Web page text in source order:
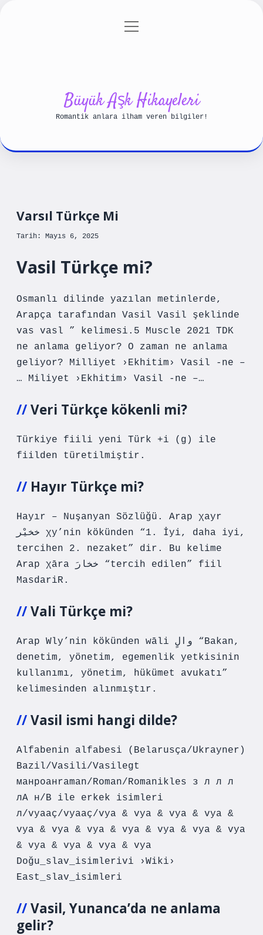
Gizlilik Politikası
menüyü
Büyük Aşk Hikayeleri
Romantik anlara ilham veren bilgiler!
Varsıl Türkçe Mi
Tarih: Mayıs 6, 2025
Vasil Türkçe mi?
Osmanlı dilinde yazılan metinlerde,
Arapça tarafından Vasil Vasil şeklinde
vas vasl ” kelimesi.5 Muscle 2021 TDK
ne anlama geliyor? O zaman ne anlama
geliyor? Milliyet ›Ekhitim› Vasil -ne –
… Miliyet ›Ekhitim› Vasil -ne –…
Veri Türkçe kökenli mi?
Türkiye fiili yeni Türk +i (g) ile
fiilden türetilmiştir.
Hayır Türkçe mi?
Hayır – Nuşanyan Sözlüğü. Arap χayr
خخيْر χy’nin kökünden “1. İyi, daha iyi,
tercihen 2. nezaket” dir. Bu kelime
Arap χāra خخارَ “tercih edilen” fiil
MasdariR.
Vali Türkçe mi?
Arap Wly’nin kökünden wāli والٍ “Bakan,
denetim, yönetim, egemenlik yetkisinin
kullanımı, yönetim, hükümet avukatı”
kelimesinden alınmıştır.
Vasil ismi hangi dilde?
Alfabenin alfabesi (Belarusça/Ukrayner)
Bazil/Vasili/Vasilegt
манроанraman/Roman/Romanikles з л л л
лA н/В ile erkek isimleri
л/vyaaç/vyaaç/vya & vya & vya & vya &
vya & vya & vya & vya & vya & vya & vya
& vya & vya & vya & vya
Doğu_slav_isimlerivi ›Wiki›
East_slav_isimleri
Vasil, Yunanca’da ne anlama
gelir?